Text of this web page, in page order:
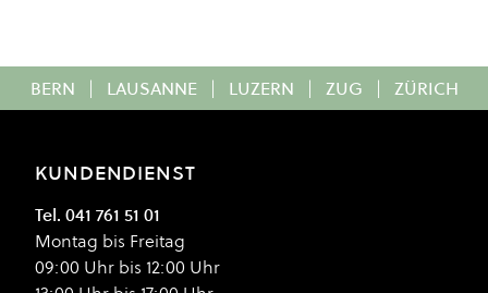
BERN | LAUSANNE | LUZERN | ZUG | ZÜRICH
KUNDENDIENST
Tel. 041 761 51 01
Montag bis Freitag
09:00 Uhr bis 12:00 Uhr